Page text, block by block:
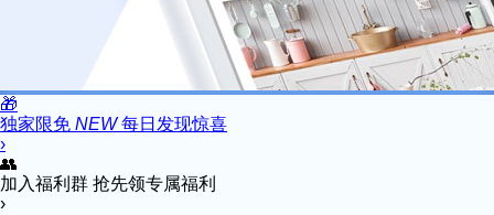
🎁
独家限免 NEW 每日发现惊喜
›
👥
加入福利群 抢先领专属福利
›